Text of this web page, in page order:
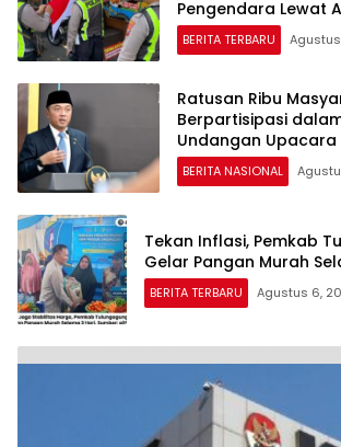
Pengendara Lewat
BERITA TERBARU
Ratusan Ribu
Berpartisipasi
Undangan Upacara
Kemerdekaan RI
BERITA NASIONAL
Tekan Inflasi, Pemkab
Gelar Pangan Murah
BERITA TERBARU Agustus 6,